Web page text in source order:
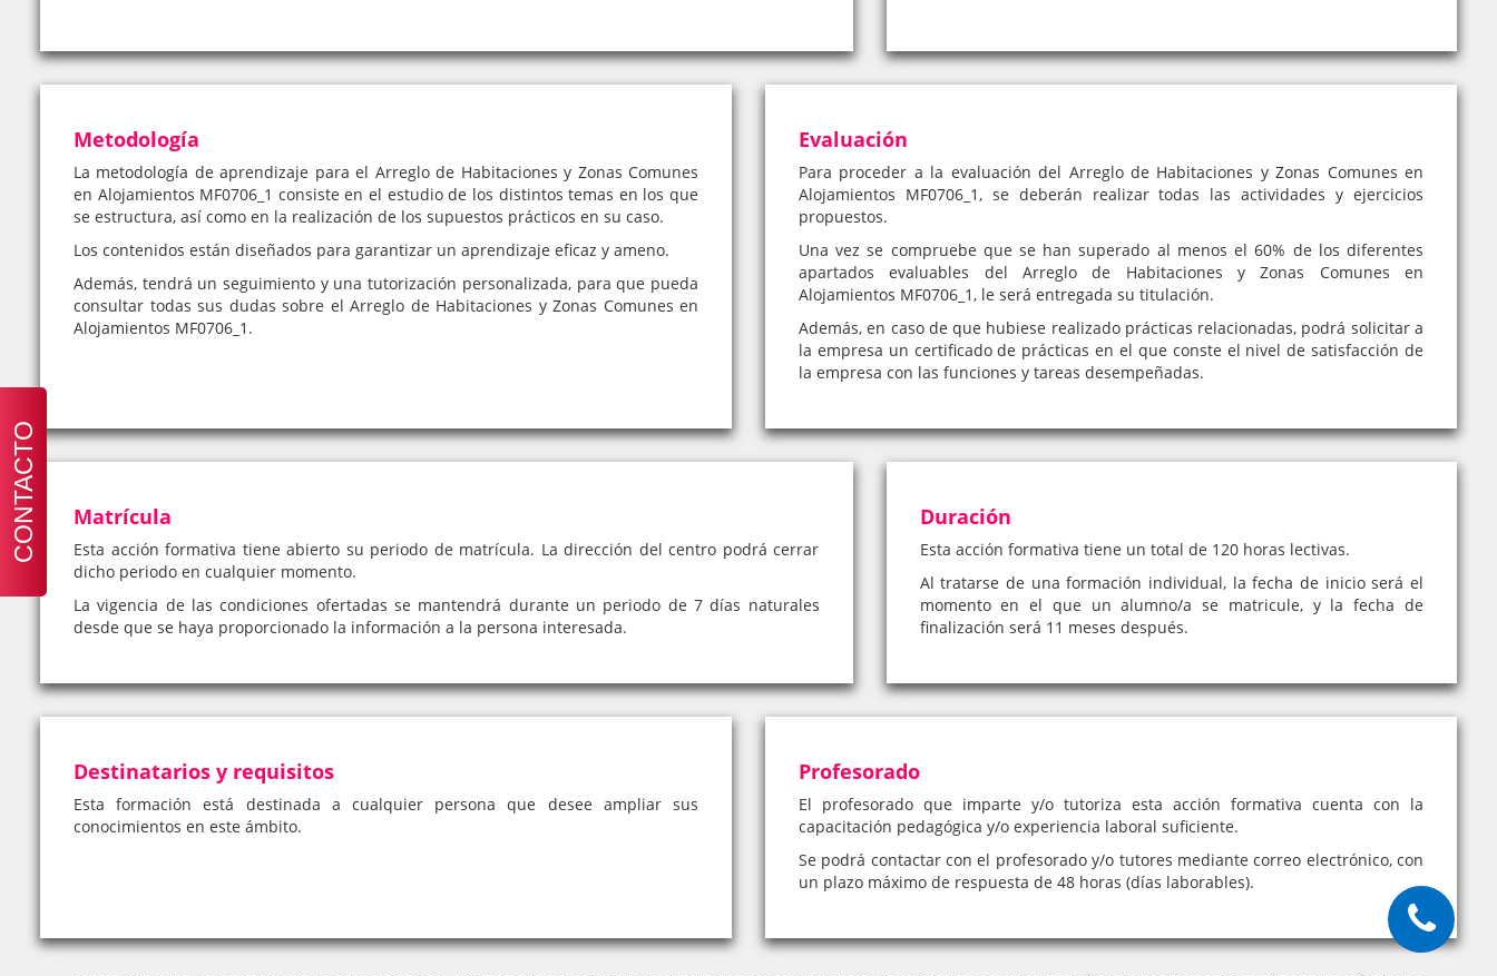
Metodología
La metodología de aprendizaje para el Arreglo de Habitaciones y Zonas Comunes
en Alojamientos MF0706_1 consiste en el estudio de los distintos temas en los que
se estructura, así como en la realización de los supuestos prácticos en su caso.
Los contenidos están diseñados para garantizar un aprendizaje eficaz y ameno.
Además, tendrá un seguimiento y una tutorización personalizada, para que pueda
consultar todas sus dudas sobre el Arreglo de Habitaciones y Zonas Comunes en
Alojamientos MF0706_1.
Evaluación
Para proceder a la evaluación del Arreglo de Habitaciones y Zonas Comunes en
Alojamientos MF0706_1, se deberán realizar todas las actividades y ejercicios
propuestos.
Una vez se compruebe que se han superado al menos el 60% de los diferentes
apartados evaluables del Arreglo de Habitaciones y Zonas Comunes en
Alojamientos MF0706_1, le será entregada su titulación.
Además, en caso de que hubiese realizado prácticas relacionadas, podrá solicitar a
la empresa un certificado de prácticas en el que conste el nivel de satisfacción de
la empresa con las funciones y tareas desempeñadas.
Matrícula
Esta acción formativa tiene abierto su periodo de matrícula. La dirección del centro podrá cerrar
dicho periodo en cualquier momento.
La vigencia de las condiciones ofertadas se mantendrá durante un periodo de 7 días naturales
desde que se haya proporcionado la información a la persona interesada.
Duración
Esta acción formativa tiene un total de 120 horas lectivas.
Al tratarse de una formación individual, la fecha de inicio será el
momento en el que un alumno/a se matricule, y la fecha de
finalización será 11 meses después.
Destinatarios y requisitos
Esta formación está destinada a cualquier persona que desee ampliar sus
conocimientos en este ámbito.
Profesorado
El profesorado que imparte y/o tutoriza esta acción formativa cuenta con la
capacitación pedagógica y/o experiencia laboral suficiente.
Se podrá contactar con el profesorado y/o tutores mediante correo electrónico, con
un plazo máximo de respuesta de 48 horas (días laborables).
CONTACTO